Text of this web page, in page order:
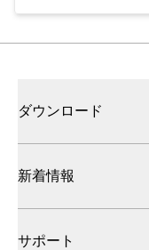
ダウンロード
新着情報
サポート